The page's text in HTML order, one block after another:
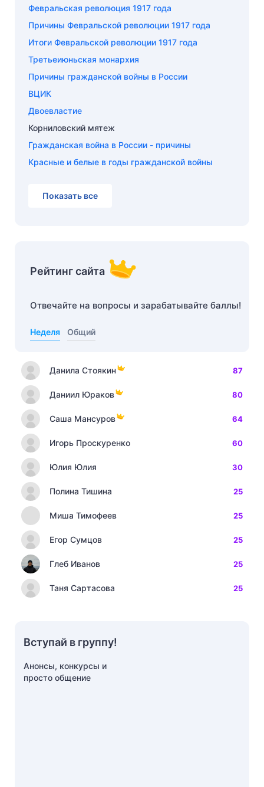
Февральская революция 1917 года
Причины Февральской революции 1917 года
Итоги Февральской революции 1917 года
Третьеиюньская монархия
Причины гражданской войны в России
ВЦИК
Двоевластие
Корниловский мятеж
Гражданская война в России - причины
Красные и белые в годы гражданской войны
Показать все
Рейтинг сайта
Отвечайте на вопросы и зарабатывайте баллы!
Неделя Общий
Данила Стоякин 87
Даниил Юраков 80
Саша Мансуров 64
Игорь Проскуренко 60
Юлия Юлия 30
Полина Тишина 25
Миша Тимофеев 25
Егор Сумцов 25
Глеб Иванов 25
Таня Сартасова 25
Вступай в группу!
Анонсы, конкурсы и
просто общение